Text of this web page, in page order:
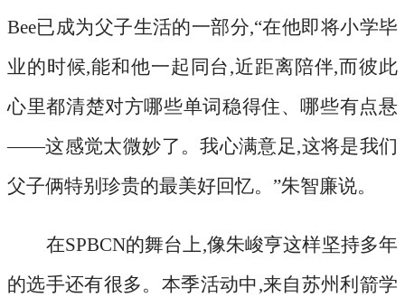
Bee已成为父子生活的一部分,“在他即将小学毕
业的时候,能和他一起同台,近距离陪伴,而彼此
心里都清楚对方哪些单词稳得住、哪些有点悬
——这感觉太微妙了。我心满意足,这将是我们
父子俩特别珍贵的最美好回忆。”朱智廉说。
在SPBCN的舞台上,像朱峻亨这样坚持多年
的选手还有很多。本季活动中,来自苏州利箭学